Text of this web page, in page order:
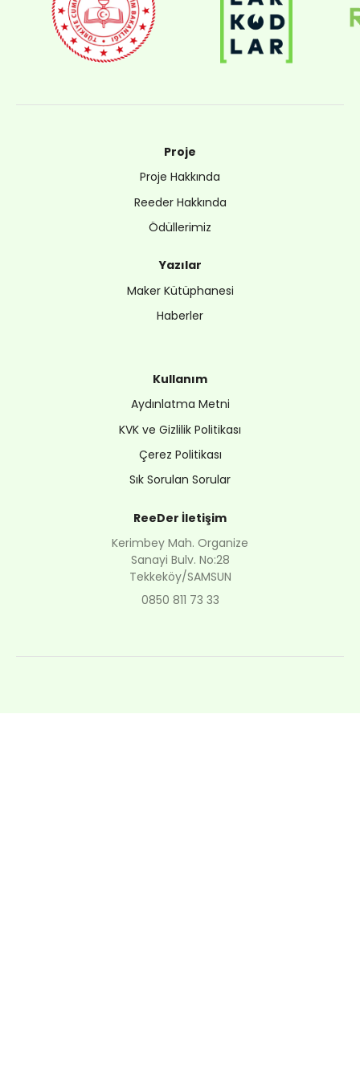
Proje
Proje Hakkında
Reeder Hakkında
Ödüllerimiz
Yazılar
Maker Kütüphanesi
Haberler
Kullanım
Aydınlatma Metni
KVK ve Gizlilik Politikası
Çerez Politikası
Sık Sorulan Sorular
ReeDer İletişim
Kerimbey Mah. Organize
Sanayi Bulv. No:28
Tekkeköy/SAMSUN
0850 811 73 33